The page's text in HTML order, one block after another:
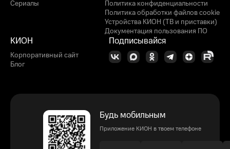
Сериалы
Политика конфиденциальности
Политика обработки файлов cookie
Устройства КИОН (ТВ и приставки)
Документация пользования ПО
КИОН
Корпоративный сайт
Блог
Подписывайся
Будь мобильным
Приложение КИОН в твоем телефоне